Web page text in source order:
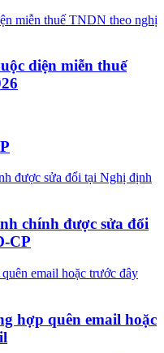
diện miễn thuế
chính được sửa đổi
CP
hợp quên email hoặc